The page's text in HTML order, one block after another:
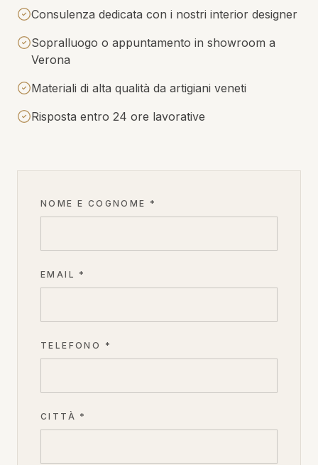
Consulenza dedicata con i nostri interior designer
Sopralluogo o appuntamento in showroom a
Verona
Materiali di alta qualità da artigiani veneti
Risposta entro 24 ore lavorative
NOME E COGNOME *
EMAIL *
TELEFONO *
CITTÀ *